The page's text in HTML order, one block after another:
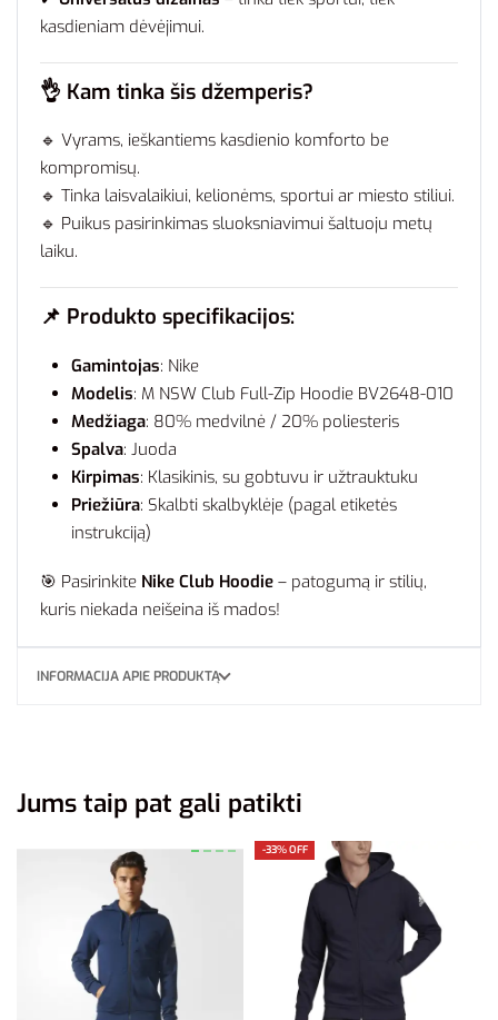
kasdieniam dėvėjimui.
👌 Kam tinka šis džemperis?
🔹 Vyrams, ieškantiems kasdienio komforto be
kompromisų.
🔹 Tinka laisvalaikiui, kelionėms, sportui ar miesto stiliui.
🔹 Puikus pasirinkimas sluoksniavimui šaltuoju metų
laiku.
📌 Produkto specifikacijos:
Gamintojas: Nike
Modelis: M NSW Club Full-Zip Hoodie BV2648-010
Medžiaga: 80% medvilnė / 20% poliesteris
Spalva: Juoda
Kirpimas: Klasikinis, su gobtuvu ir užtrauktuku
Priežiūra: Skalbti skalbyklėje (pagal etiketės
instrukciją)
🎯 Pasirinkite Nike Club Hoodie – patogumą ir stilių,
kuris niekada neišeina iš mados!
INFORMACIJA APIE PRODUKTĄ
Jums taip pat gali patikti
-33% OFF